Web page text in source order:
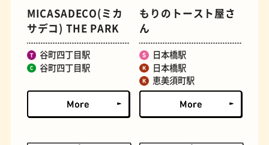
ジューススタンド たまごサンド
MICASADECO(ミカ
サデコ) THE PARK
谷町四丁目駅
谷町四丁目駅
もりのトースト屋さ
ん
日本橋駅
日本橋駅
恵美須町駅